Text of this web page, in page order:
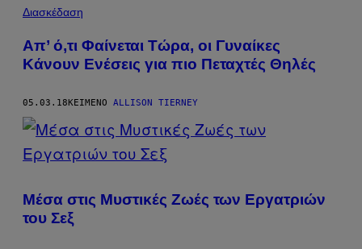
Διασκέδαση
Απ’ ό,τι Φαίνεται Τώρα, οι Γυναίκες
Κάνουν Ενέσεις για πιο Πεταχτές Θηλές
05.03.18ΚΕΊΜΕΝΟ ALLISON TIERNEY
Μέσα στις Μυστικές Ζωές των Εργατριών
του Σεξ